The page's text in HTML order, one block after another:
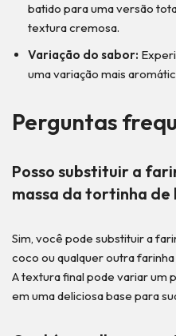
batido para uma versão
textura cremosa.
Variação do sabor:
uma variação mais
Perguntas
Posso substituir a
massa da tortinha de
Sim, você pode substituir a
coco ou qualquer outra
A textura final pode variar um
em uma deliciosa base para